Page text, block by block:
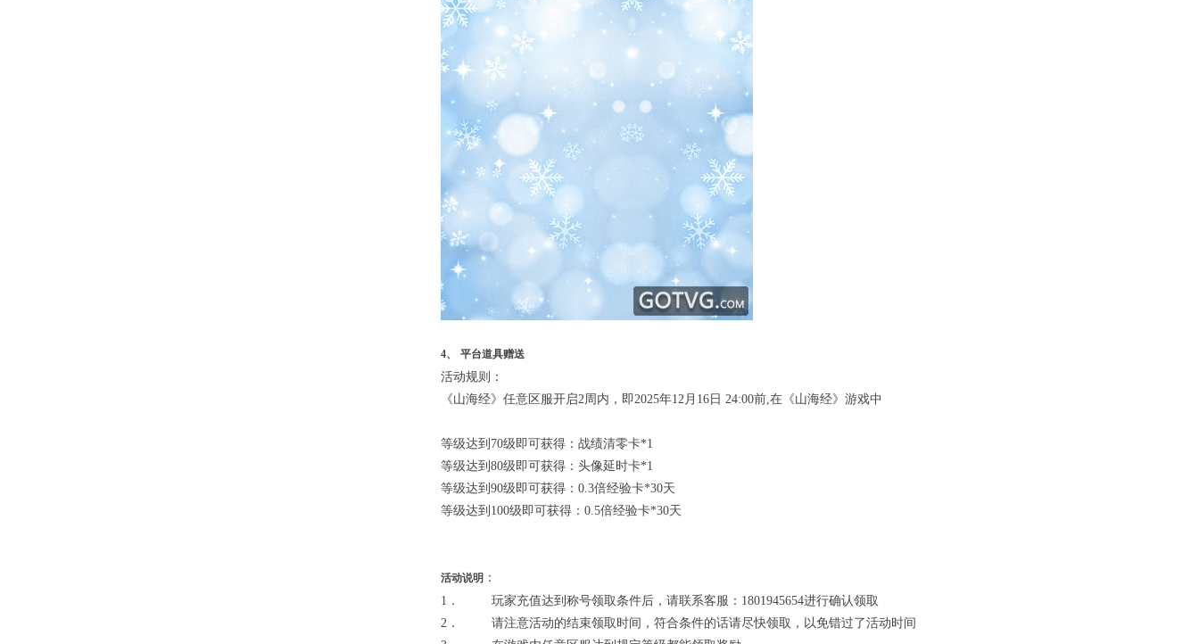
4、 平台道具赠送
活动规则：
《山海经》任意区服开启2周内，即2025年12月16日 24:00前,在《山海经》游戏中
等级达到70级即可获得：战绩清零卡*1
等级达到80级即可获得：头像延时卡*1
等级达到90级即可获得：0.3倍经验卡*30天
等级达到100级即可获得：0.5倍经验卡*30天
活动说明 ：
1． 玩家充值达到称号领取条件后，请联系客服：1801945654进行确认领取
2． 请注意活动的结束领取时间，符合条件的话请尽快领取，以免错过了活动时间